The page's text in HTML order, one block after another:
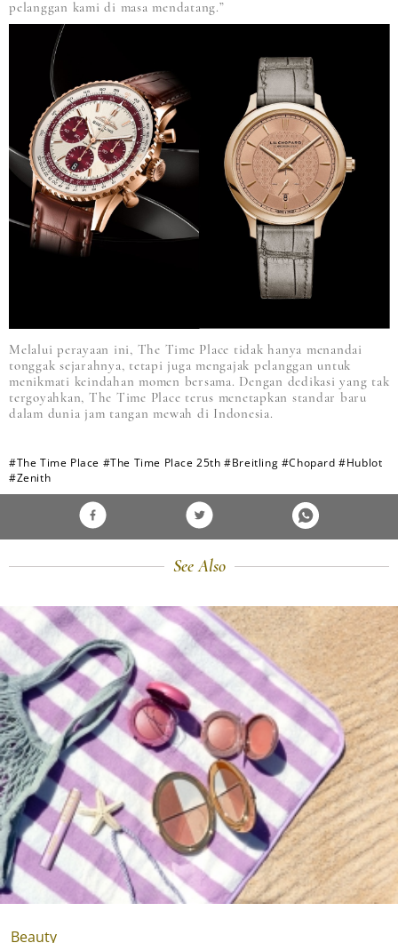
pelanggan kami di masa mendatang.”
Melalui perayaan ini, The Time Place tidak hanya menandai
tonggak sejarahnya, tetapi juga mengajak pelanggan untuk
menikmati keindahan momen bersama. Dengan dedikasi yang tak
tergoyahkan, The Time Place terus menetapkan standar baru
dalam dunia jam tangan mewah di Indonesia.
#The Time Place #The Time Place 25th #Breitling #Chopard #Hublot
#Zenith
See Also
Beauty